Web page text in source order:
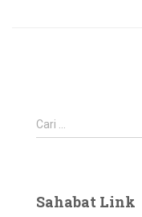
C
a
n
Cari …
Sahabat Link